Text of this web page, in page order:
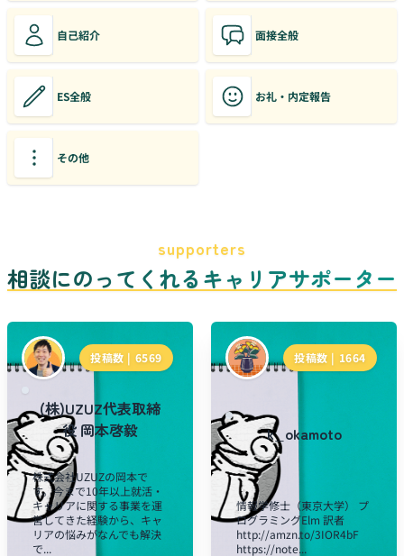
自己紹介 面接全般
ES全般 お礼・内定報告
その他
supporters
相談にのってくれるキャリアサポーター
投稿数 | 6569
(株)UZUZ代表取締
役 岡本啓毅
株式会社UZUZの岡本で
す。今まで10年以上就活・
キャリアに関する事業を運
営してきた経験から、キャ
リアの悩みがなんでも解決
で...
投稿数 | 1664
k_okamoto
情報学修士（東京大学） プ
ログラミングElm 訳者
http://amzn.to/3IOR4bF
https://note...